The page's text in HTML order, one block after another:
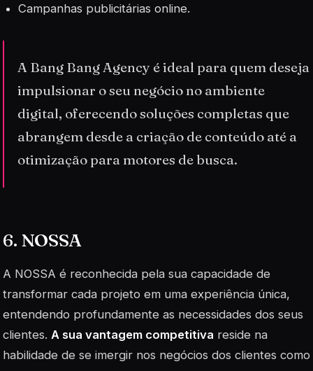
Campanhas publicitárias online.
A Bang Bang Agency é ideal para quem deseja
impulsionar o seu negócio no ambiente
digital, oferecendo soluções completas que
abrangem desde a criação de conteúdo até a
otimização para motores de busca.
6. NOSSA
A NOSSA é reconhecida pela sua capacidade de
transformar cada projeto em uma experiência única,
entendendo profundamente as necessidades dos seus
clientes. A sua vantagem competitiva reside na
habilidade de se imergir nos negócios dos clientes como